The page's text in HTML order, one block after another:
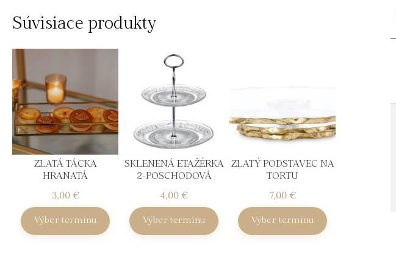
Súvisiace produkty
ZLATÁ TÁCKA
HRANATÁ
3,00 €
Výber termínu
SKLENENÁ ETAŽÉRKA
2-POSCHODOVÁ
4,00 €
Výber termínu
ZLATÝ PODSTAVEC NA
TORTU
7,00 €
Výber termínu